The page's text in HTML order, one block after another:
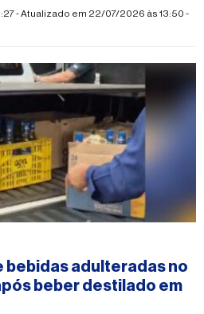
o crime tem relação com
- Atualizado em 22/07/2026 às 13:50 -
bebidas adulteradas no
beber destilado em